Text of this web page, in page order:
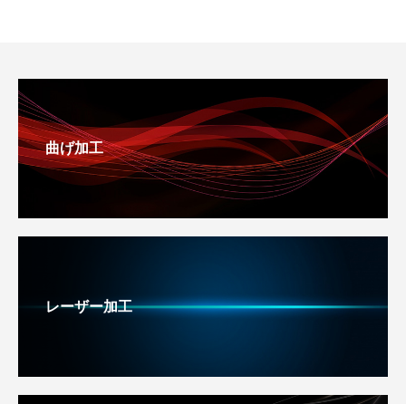
曲げ加工
レーザー加工